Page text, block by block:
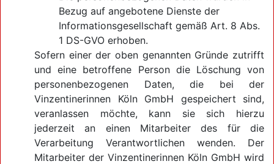
Bezug auf angebotene Dienste der
Informationsgesellschaft gemäß Art. 8 Abs.
1 DS-GVO erhoben.
Sofern einer der oben genannten Gründe zutrifft
und eine betroffene Person die Löschung von
personenbezogenen Daten, die bei der
Vinzentinerinnen Köln GmbH gespeichert sind,
veranlassen möchte, kann sie sich hierzu
jederzeit an einen Mitarbeiter des für die
Verarbeitung Verantwortlichen wenden. Der
Mitarbeiter der Vinzentinerinnen Köln GmbH wird